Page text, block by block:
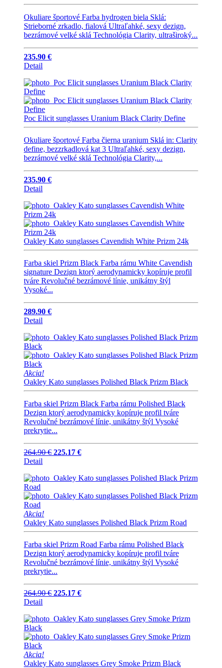
Okuliare športové Farba hydrogen biela Sklá:
Strieborné zrkadlo, fialová Ultraľahké, sexy dezign,
bezrámové velké sklá Technológia Clarity, ultraširoký...
235.90 €
Detail
Poc Elicit sunglasses Uranium Black Clarity Define
Okuliare športové Farba čierna uranium Sklá in: Clarity
define, bezzrkadlová kat 3 Ultraľahké, sexy dezign,
bezrámové velké sklá Technológia Clarity,...
235.90 €
Detail
Oakley Kato sunglasses Cavendish White Prizm 24k
Farba skiel Prizm Black Farba rámu White Cavendish
signature Dezign ktorý aerodynamicky kopíruje profil
tváre Revolučné bezrámové línie, unikátny štýl
Vysoké...
289.90 €
Detail
Akcia!
Oakley Kato sunglasses Polished Black Prizm Black
Farba skiel Prizm Black Farba rámu Polished Black
Dezign ktorý aerodynamicky kopíruje profil tváre
Revolučné bezrámové línie, unikátny štýl Vysoké
prekrytie...
264.90 € 225.17 €
Detail
Akcia!
Oakley Kato sunglasses Polished Black Prizm Road
Farba skiel Prizm Road Farba rámu Polished Black
Dezign ktorý aerodynamicky kopíruje profil tváre
Revolučné bezrámové línie, unikátny štýl Vysoké
prekrytie...
264.90 € 225.17 €
Detail
Akcia!
Oakley Kato sunglasses Grey Smoke Prizm Black